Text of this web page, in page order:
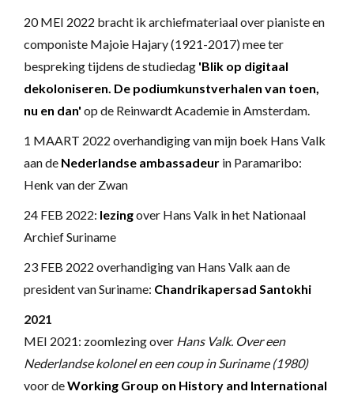
20 MEI 2022 bracht ik archiefmateriaal over pianiste en
componiste Majoie Hajary (1921-2017) mee ter
bespreking tijdens de studiedag 'Blik op digitaal
dekoloniseren. De podiumkunstverhalen van toen,
nu en dan' op de Reinwardt Academie in Amsterdam.
1 MAART 2022 overhandiging van mijn boek Hans Valk
aan de Nederlandse ambassadeur in Paramaribo:
Henk van der Zwan
24 FEB 2022: lezingover Hans Valk in het Nationaal
Archief Suriname
23 FEB 2022 overhandiging van Hans Valk aan de
president van Suriname: Chandrikapersad Santokhi
2021
MEI 2021: zoomlezing over Hans Valk. Over een
Nederlandse kolonel en een coup in Suriname (1980)
voor deWorking Group on History and International